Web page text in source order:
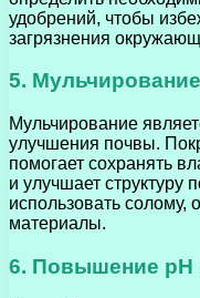
удобрений, чтобы
загрязнения
5. Мульчирование
Мульчирование
улучшения почвы.
помогает сохранять
и улучшает структуру
использовать
материалы.
6. Повышение pH